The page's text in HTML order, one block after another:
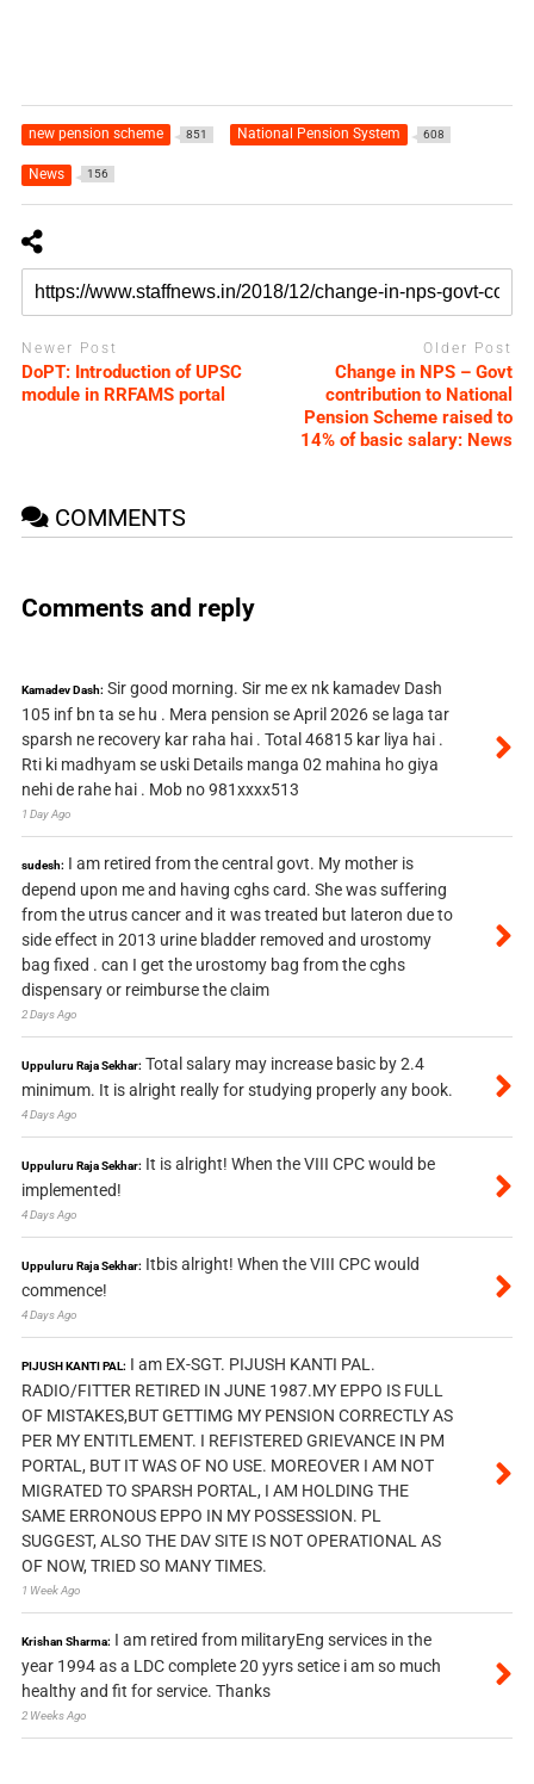
new pension scheme 851 National Pension System 608
News 156
Newer Post
DoPT: Introduction of UPSC
module in RRFAMS portal
Older Post
Change in NPS – Govt
contribution to National
Pension Scheme raised to
14% of basic salary: News
COMMENTS
Comments and reply
Kamadev Dash: Sir good morning. Sir me ex nk kamadev Dash
105 inf bn ta se hu . Mera pension se April 2026 se laga tar
sparsh ne recovery kar raha hai . Total 46815 kar liya hai .
Rti ki madhyam se uski Details manga 02 mahina ho giya
nehi de rahe hai . Mob no 981xxxx513
1 Day Ago
sudesh: I am retired from the central govt. My mother is
depend upon me and having cghs card. She was suffering
from the utrus cancer and it was treated but lateron due to
side effect in 2013 urine bladder removed and urostomy
bag fixed . can I get the urostomy bag from the cghs
dispensary or reimburse the claim
2 Days Ago
Uppuluru Raja Sekhar: Total salary may increase basic by 2.4
minimum. It is alright really for studying properly any book.
4 Days Ago
Uppuluru Raja Sekhar: It is alright! When the VIII CPC would be
implemented!
4 Days Ago
Uppuluru Raja Sekhar: Itbis alright! When the VIII CPC would
commence!
4 Days Ago
PIJUSH KANTI PAL: I am EX-SGT. PIJUSH KANTI PAL.
RADIO/FITTER RETIRED IN JUNE 1987.MY EPPO IS FULL
OF MISTAKES,BUT GETTIMG MY PENSION CORRECTLY AS
PER MY ENTITLEMENT. I REFISTERED GRIEVANCE IN PM
PORTAL, BUT IT WAS OF NO USE. MOREOVER I AM NOT
MIGRATED TO SPARSH PORTAL, I AM HOLDING THE
SAME ERRONOUS EPPO IN MY POSSESSION. PL
SUGGEST, ALSO THE DAV SITE IS NOT OPERATIONAL AS
OF NOW, TRIED SO MANY TIMES.
1 Week Ago
Krishan Sharma: I am retired from militaryEng services in the
year 1994 as a LDC complete 20 yyrs setice i am so much
healthy and fit for service. Thanks
2 Weeks Ago